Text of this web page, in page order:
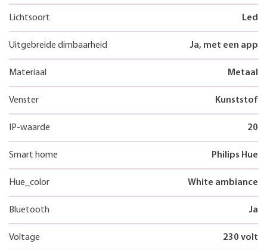
Lichtsoort Led
Uitgebreide dimbaarheid Ja, met een app
Materiaal Metaal
Venster Kunststof
IP-waarde 20
Smart home Philips Hue
Hue_color White ambiance
Bluetooth Ja
Voltage 230 volt